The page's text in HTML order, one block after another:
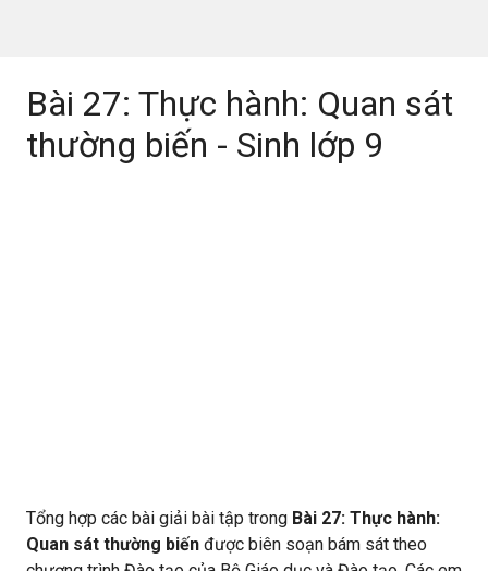
Bài 27: Thực hành: Quan sát
thường biến - Sinh lớp 9
Tổng hợp các bài giải bài tập trong Bài 27: Thực hành:
Quan sát thường biến được biên soạn bám sát theo